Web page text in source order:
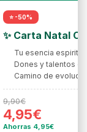
⭐ -50%
✨ Carta Natal
Tu esencia
Dones y talentos
Camino de
9,90€
4,95€
Ahorras 4,95€